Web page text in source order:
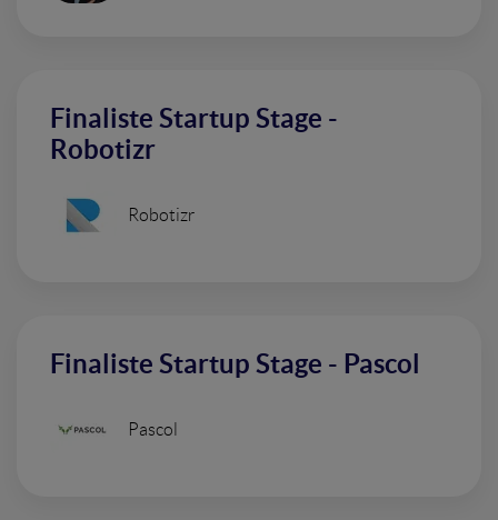
Finaliste Startup Stage -
Robotizr
Robotizr
Finaliste Startup Stage - Pascol
Pascol